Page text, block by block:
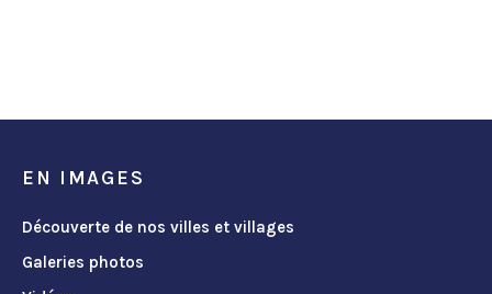
EN IMAGES
Découverte de nos villes et villages
Galeries photos